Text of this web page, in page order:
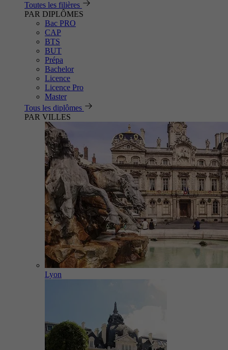
Toutes les filières
PAR DIPLÔMES
Bac PRO
CAP
BTS
BUT
Prépa
Bachelor
Licence
Licence Pro
Master
Tous les diplômes
PAR VILLES
Lyon